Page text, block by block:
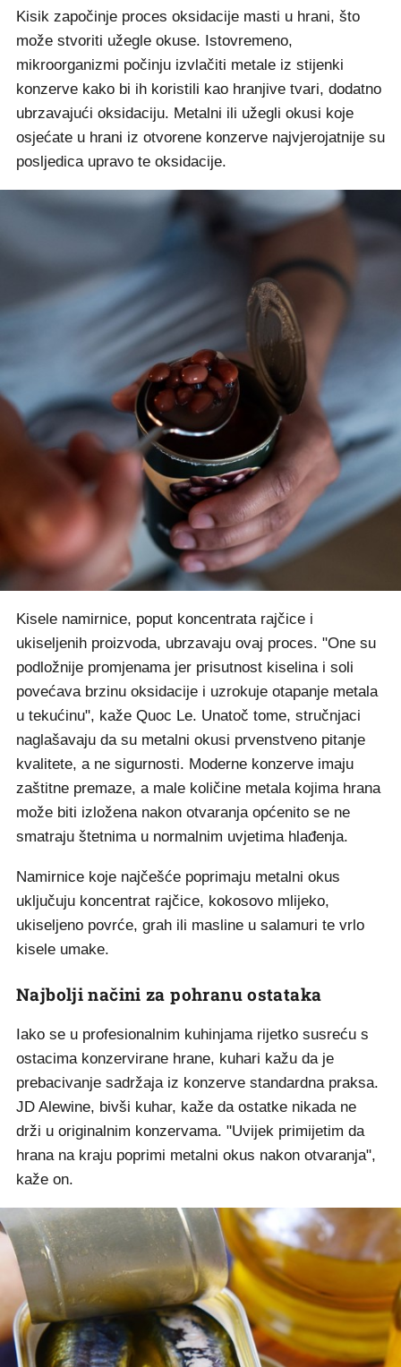
Kisik započinje proces oksidacije masti u hrani, što
može stvoriti užegle okuse. Istovremeno,
mikroorganizmi počinju izvlačiti metale iz stijenki
konzerve kako bi ih koristili kao hranjive tvari, dodatno
ubrzavajući oksidaciju. Metalni ili užegli okusi koje
osjećate u hrani iz otvorene konzerve najvjerojatnije su
posljedica upravo te oksidacije.
Kisele namirnice, poput koncentrata rajčice i
ukiseljenih proizvoda, ubrzavaju ovaj proces. "One su
podložnije promjenama jer prisutnost kiselina i soli
povećava brzinu oksidacije i uzrokuje otapanje metala
u tekućinu", kaže Quoc Le. Unatoč tome, stručnjaci
naglašavaju da su metalni okusi prvenstveno pitanje
kvalitete, a ne sigurnosti. Moderne konzerve imaju
zaštitne premaze, a male količine metala kojima hrana
može biti izložena nakon otvaranja općenito se ne
smatraju štetnima u normalnim uvjetima hlađenja.
Namirnice koje najčešće poprimaju metalni okus
uključuju koncentrat rajčice, kokosovo mlijeko,
ukiseljeno povrće, grah ili masline u salamuri te vrlo
kisele umake.
Najbolji načini za pohranu ostataka
Iako se u profesionalnim kuhinjama rijetko susreću s
ostacima konzervirane hrane, kuhari kažu da je
prebacivanje sadržaja iz konzerve standardna praksa.
JD Alewine, bivši kuhar, kaže da ostatke nikada ne
drži u originalnim konzervama. "Uvijek primijetim da
hrana na kraju poprimi metalni okus nakon otvaranja",
kaže on.